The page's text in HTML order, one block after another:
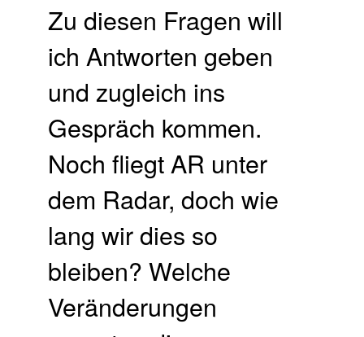
Zu diesen Fragen will
ich Antworten geben
und zugleich ins
Gespräch kommen.
Noch fliegt AR unter
dem Radar, doch wie
lang wir dies so
bleiben? Welche
Veränderungen